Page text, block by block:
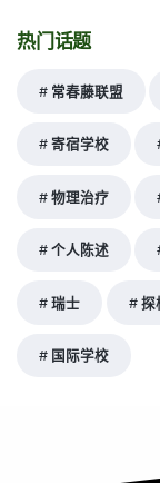
热门话题
常春藤联盟
寄宿学校
物理治疗
个人陈述
瑞士 探
国际学校